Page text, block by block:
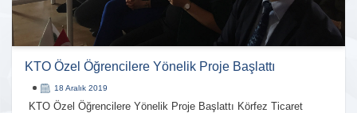
KTO Özel Öğrencilere Yönelik Proje Başlattı
18 Aralık 2019
KTO Özel Öğrencilere Yönelik Proje Başlattı Körfez Ticaret